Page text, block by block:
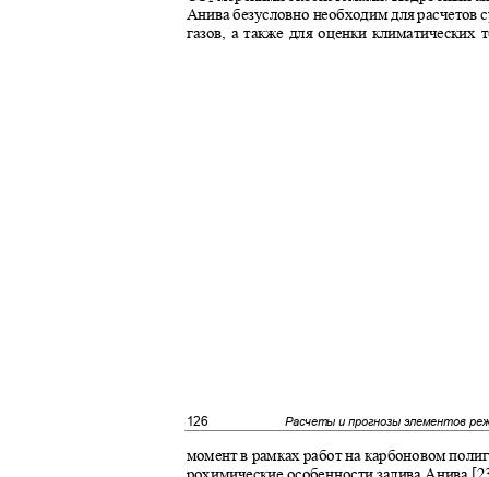
Анива безусловно необходим для
газов, а также для оценки
126 Расчеты и прогнозы элементов
момент в рамках работ на карбоновом